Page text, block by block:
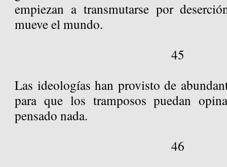
empiezan a transmutarse por
mueve el mundo.
45
Las ideologías han provisto de
para que los tramposos puedan
pensado nada.
46